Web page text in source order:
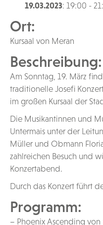
19.03.2023: 19:00 -
Ort:
Kursaal von Meran
Beschreibung:
Am Sonntag, 19. März
traditionelle Josefi
im großen Kursaal der
Die Musikantinnen und
Untermais unter der
Müller und Obmann
zahlreichen Besuch und
Konzertabend.
Durch das Konzert führt
Programm:
– Phoenix Ascending von